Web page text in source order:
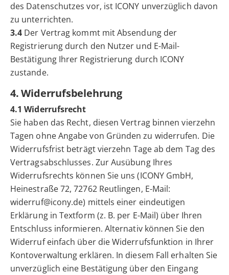
des Datenschutzes vor, ist ICONY unverzüglich davon
zu unterrichten.
3.4 Der Vertrag kommt mit Absendung der
Registrierung durch den Nutzer und E-Mail-
Bestätigung Ihrer Registrierung durch ICONY
zustande.
4. Widerrufsbelehrung
4.1 Widerrufsrecht
Sie haben das Recht, diesen Vertrag binnen vierzehn
Tagen ohne Angabe von Gründen zu widerrufen. Die
Widerrufsfrist beträgt vierzehn Tage ab dem Tag des
Vertragsabschlusses. Zur Ausübung Ihres
Widerrufsrechts können Sie uns (ICONY GmbH,
Heinestraße 72, 72762 Reutlingen, E-Mail:
widerruf@icony.de) mittels einer eindeutigen
Erklärung in Textform (z. B. per E-Mail) über Ihren
Entschluss informieren. Alternativ können Sie den
Widerruf einfach über die Widerrufsfunktion in Ihrer
Kontoverwaltung erklären. In diesem Fall erhalten Sie
unverzüglich eine Bestätigung über den Eingang